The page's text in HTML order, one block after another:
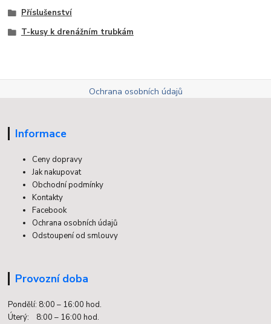
Příslušenství
T-kusy k drenážním trubkám
Ochrana osobních údajů
Informace
Ceny dopravy
Jak nakupovat
Obchodní podmínky
Kontakty
Facebook
Ochrana osobních údajů
Odstoupení od smlouvy
Provozní doba
Pondělí: 8:00 – 16:00 hod.
Úterý: 8:00 – 16:00 hod.